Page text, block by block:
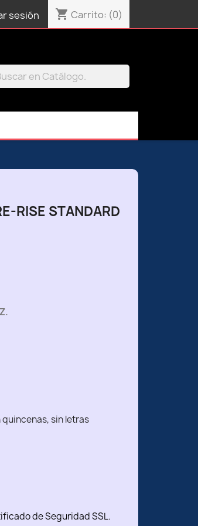
sesión shopping_cart Carrito: (0)
RISE STANDARD
de Seguridad SSL.